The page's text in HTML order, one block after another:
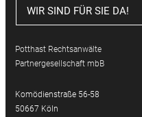
WIR SIND FÜR SIE DA!
Potthast Rechtsanwälte
Partnergesellschaft mbB
Komödienstraße 56-58
50667 Köln